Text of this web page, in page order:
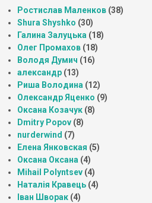
Ростислав Маленков (38)
Shura Shyshko (30)
Галина Залуцька (18)
Олег Промахов (18)
Володя Думич (16)
александр (13)
Риша Володина (12)
Олександр Яценко (9)
Оксана Козачук (8)
Dmitry Popov (8)
nurderwind (7)
Елена Янковская (5)
Оксана Оксана (4)
Mihail Polyntsev (4)
Наталія Кравець (4)
Іван Шворак (4)